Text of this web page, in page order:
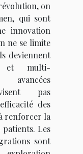
on
qui sont
innovation
ne se limite
deviennent
et multi-
pas
des
renforcer la
Les
sont